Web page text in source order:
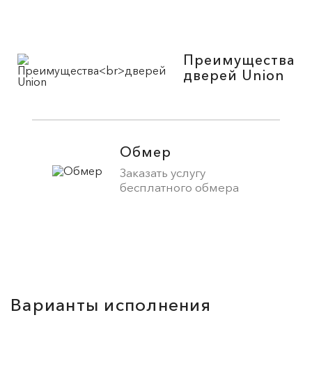
Преимущества
дверей Union
Обмер
Заказать услугу
бесплатного обмера
Варианты исполнения